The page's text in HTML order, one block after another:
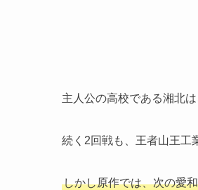
主人公の高校である湘北
続く2回戦も、 王者山王工
しかし原作では、次の愛